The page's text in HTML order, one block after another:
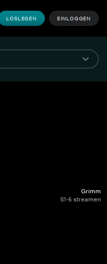
LOSLEGEN EINLOGGEN
Grimm
S1-6 streamen